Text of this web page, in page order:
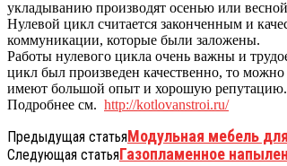
укладыванию производят осенью или
Нулевой цикл считается законченным и
коммуникации, которые были заложены.
Работы нулевого цикла очень важны и
цикл был произведен качественно, то можно
имеют большой опыт и хорошую репутацию.
Подробнее см. http://kotlovanstroi.ru/
Предыдущая статьяМодульная мебель
Следующая статьяГазопламенное